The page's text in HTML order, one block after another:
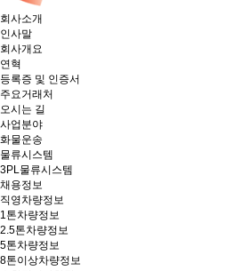
회사소개
인사말
회사개요
연혁
등록증 및 인증서
주요거래처
오시는 길
사업분야
화물운송
물류시스템
3PL물류시스템
채용정보
직영차량정보
1톤차량정보
2.5톤차량정보
5톤차량정보
8톤이상차량정보